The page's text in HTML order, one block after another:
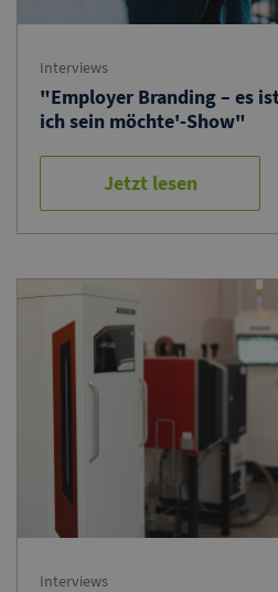
Interviews
"Employer Branding – es
ich sein möchte'-Show"
Jetzt lesen
Interviews